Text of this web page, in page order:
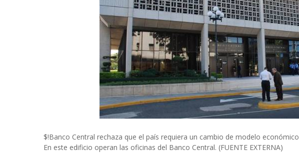
$!Banco Central rechaza que el país requiera un cambio de modelo económico
En este edificio operan las oficinas del Banco Central. (FUENTE EXTERNA)